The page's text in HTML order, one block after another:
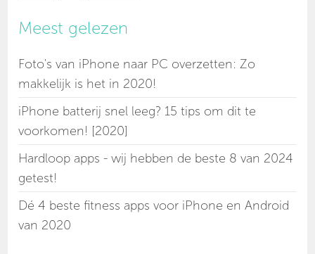
Meest gelezen
Foto's van iPhone naar PC overzetten: Zo
makkelijk is het in 2020!
iPhone batterij snel leeg? 15 tips om dit te
voorkomen! [2020]
Hardloop apps - wij hebben de beste 8 van 2024
getest!
Dé 4 beste fitness apps voor iPhone en Android
van 2020